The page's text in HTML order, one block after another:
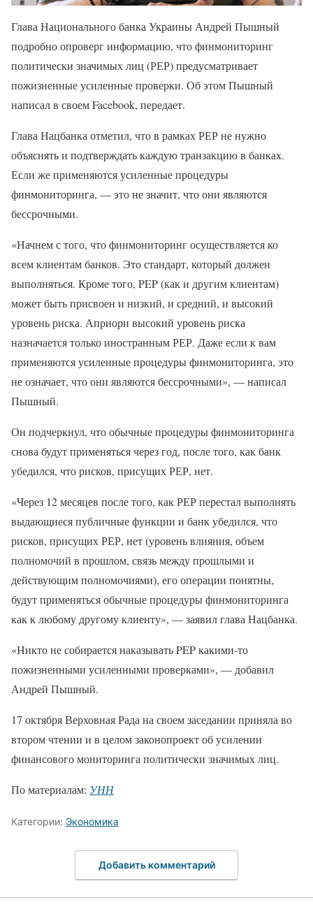
Глава Национального банка Украины Андрей Пышный
подробно опроверг информацию, что финмониторинг
политически значимых лиц (РЕР) предусматривает
пожизненные усиленные проверки. Об этом Пышный
написал в своем Facebook, передает.
Глава Нацбанка отметил, что в рамках РЕР не нужно
объяснять и подтверждать каждую транзакцию в банках.
Если же применяются усиленные процедуры
финмониторинга, — это не значит, что они являются
бессрочными.
«Начнем с того, что финмониторинг осуществляется ко
всем клиентам банков. Это стандарт, который должен
выполняться. Кроме того, PEP (как и другим клиентам)
может быть присвоен и низкий, и средний, и высокий
уровень риска. Априори высокий уровень риска
назначается только иностранным РЕР. Даже если к вам
применяются усиленные процедуры финмониторинга, это
не означает, что они являются бессрочными», — написал
Пышный.
Он подчеркнул, что обычные процедуры финмониторинга
снова будут применяться через год, после того, как банк
убедился, что рисков, присущих РЕР, нет.
«Через 12 месяцев после того, как РЕР перестал выполнять
выдающиеся публичные функции и банк убедился, что
рисков, присущих РЕР, нет (уровень влияния, объем
полномочий в прошлом, связь между прошлыми и
действующим полномочиями), его операции понятны,
будут применяться обычные процедуры финмониторинга
как к любому другому клиенту», — заявил глава Нацбанка.
«Никто не собирается наказывать PEP какими-то
пожизненными усиленными проверками», — добавил
Андрей Пышный.
17 октября Верховная Рада на своем заседании приняла во
втором чтении и в целом законопроект об усилении
финансового мониторинга политически значимых лиц.
По материалам: УНН
Категории: Экономика
Добавить комментарий